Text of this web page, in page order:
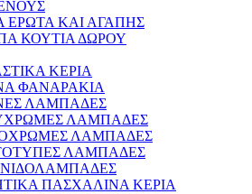
ΕΡΩΤΑ ΚΑΙ ΑΓΑΠΗΣ
ΚΟΥΤΙΑ ΔΩΡΟΥ
ΚΕΡΙΑ
ΦΑΝΑΡΑΚΙΑ
ΛΑΜΠΑΔΕΣ
ΛΑΜΠΑΔΕΣ
ΛΑΜΠΑΔΕΣ
ΛΑΜΠΑΔΕΣ
ΠΑΣΧΑΛΙΝΑ ΚΕΡΙΑ